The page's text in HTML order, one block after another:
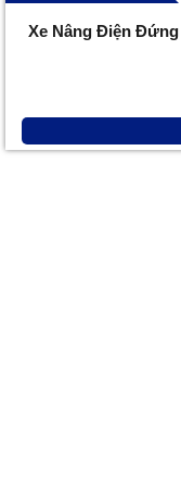
Xe Nâng Điện Đứng